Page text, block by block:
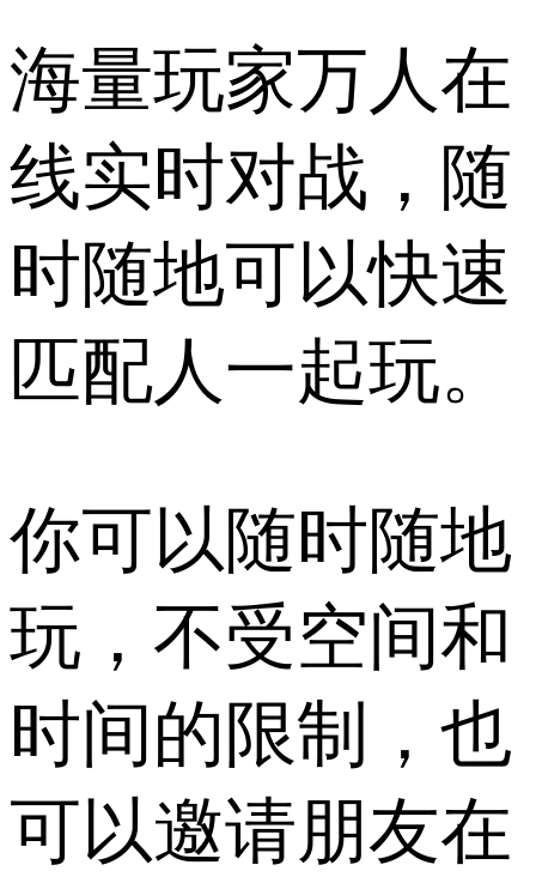
海量玩家万人在
线实时对战，随
时随地可以快速
匹配人一起玩。
你可以随时随地
玩，不受空间和
时间的限制，也
可以邀请朋友在